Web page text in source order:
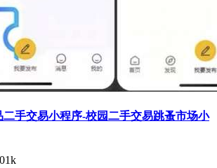
二手交易小程序-校园二手交易跳蚤市场小